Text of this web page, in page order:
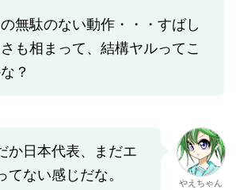
無駄のない動作・・・すばし
も相まって、結構ヤルってこ
？
か日本代表、まだエ
てない感じだな。
やえちゃん